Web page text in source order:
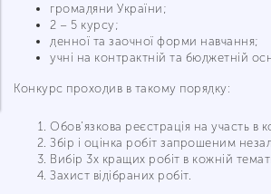
громадяни України;
2 – 5 курсу;
денної та заочної форми навчання;
учні на контрактній та бюджетній
Конкурс проходив в такому порядку:
Обов’язкова реєстрація на участь в
Збір і оцінка робіт запрошеним
Вибір 3х кращих робіт в кожній
Захист відібраних робіт.